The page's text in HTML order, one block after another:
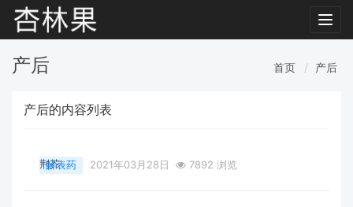
产后 首页 产后
产后的内容列表
荆芥
解表药 2021年03月28日 7892 浏览